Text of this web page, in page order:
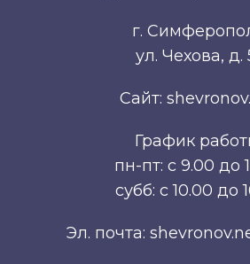
г.
ул. Чехова, д.
Сайт:
График
пн-пт: с 9.00 до
субб: с 10.00 до
Эл. почта: